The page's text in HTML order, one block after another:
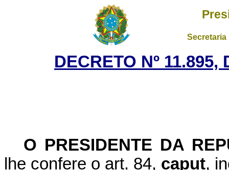
DECRETO Nº
O PRESIDENTE DA
lhe confere o art. 84, caput,